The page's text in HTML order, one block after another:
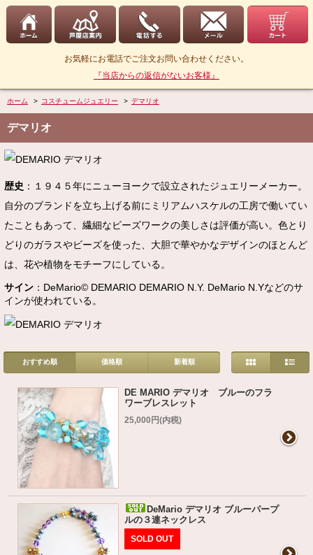
お気軽にお電話でご注文お問い合わせください。
『当店からの返信がないお客様』
ホーム > コスチュームジュエリー > デマリオ
デマリオ
歴史 ：１９４５年にニューヨークで設立されたジュエリーメーカー。
自分のブランドを立ち上げる前にミリアムハスケルの工房で働いてい
たこともあって、繊細なビーズワークの美しさは評価が高い。色とり
どりのガラスやビーズを使った、大胆で華やかなデザインのほとんど
は、花や植物をモチーフにしている。
サイン ：DeMario© DEMARIO DEMARIO N.Y. DeMario N.Yなどのサ
インが使われている。
おすすめ順 価格順 新着順
DE MARIO デマリオ ブルーのフラ
ワーブレスレット
25,000円(内税)
DeMario デマリオ ブルーパープ
ルの３連ネックレス
SOLD OUT